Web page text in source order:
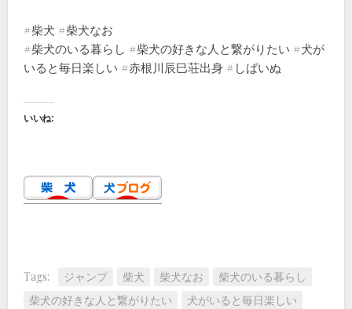
#柴犬 #柴犬なお
#柴犬のいる暮らし #柴犬の好きな人と繋がりたい #犬が
いると毎日楽しい #赤根川辰巳荘出身 #しばいぬ
いいね:
Tags: ジャンプ 柴犬 柴犬なお
柴犬のいる暮らし
柴犬の好きな人と繋がりたい
犬がいると毎日楽しい